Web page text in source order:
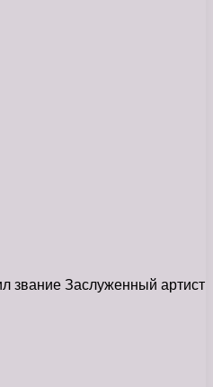
звание Заслуженный артист